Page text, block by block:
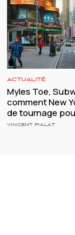
ACTUALITÉ
Myles Toe,
comment New
de tournage
VINCENT PIALAT